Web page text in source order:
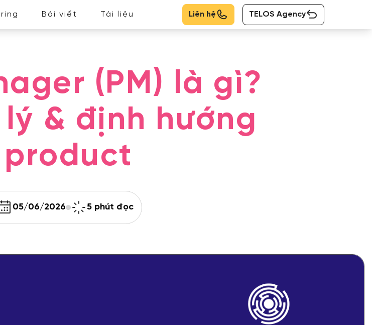
Bài viết Tài liệu Liên hệ TELOS Agency
(PM) là gì?
& định hướng
05/06/2026 5 phút đọc